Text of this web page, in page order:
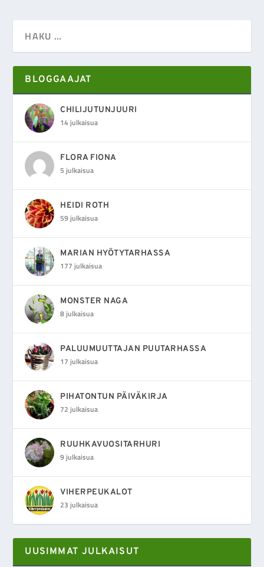
BLOGGAAJAT
CHILIJUTUNJUURI
14 julkaisua
FLORA FIONA
5 julkaisua
HEIDI ROTH
59 julkaisua
MARIAN HYÖTYTARHASSA
177 julkaisua
MONSTER NAGA
8 julkaisua
PALUUMUUTTAJAN PUUTARHASSA
17 julkaisua
PIHATONTUN PÄIVÄKIRJA
72 julkaisua
RUUHKAVUOSITARHURI
9 julkaisua
VIHERPEUKALOT
23 julkaisua
UUSIMMAT JULKAISUT